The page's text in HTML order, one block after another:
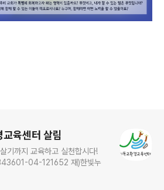
육센터 살림
기까지 교육하고 실천합시다!
04-121652 재)한빛누